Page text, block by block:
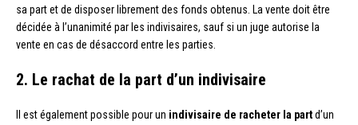
sa part et de disposer librement des fonds obtenus. La vente doit être
décidée à l’unanimité par les indivisaires, sauf si un juge autorise la
vente en cas de désaccord entre les parties.
2. Le rachat de la part d’un indivisaire
Il est également possible pour un indivisaire de racheter la partd’un